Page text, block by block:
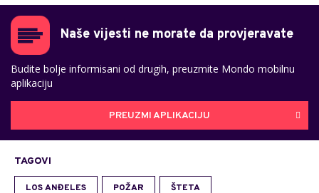
Naše vijesti ne morate da provjeravate
Budite bolje informisani od drugih, preuzmite Mondo mobilnu
aplikaciju
PREUZMI APLIKACIJU
TAGOVI
LOS ANĐELES POŽAR ŠTETA